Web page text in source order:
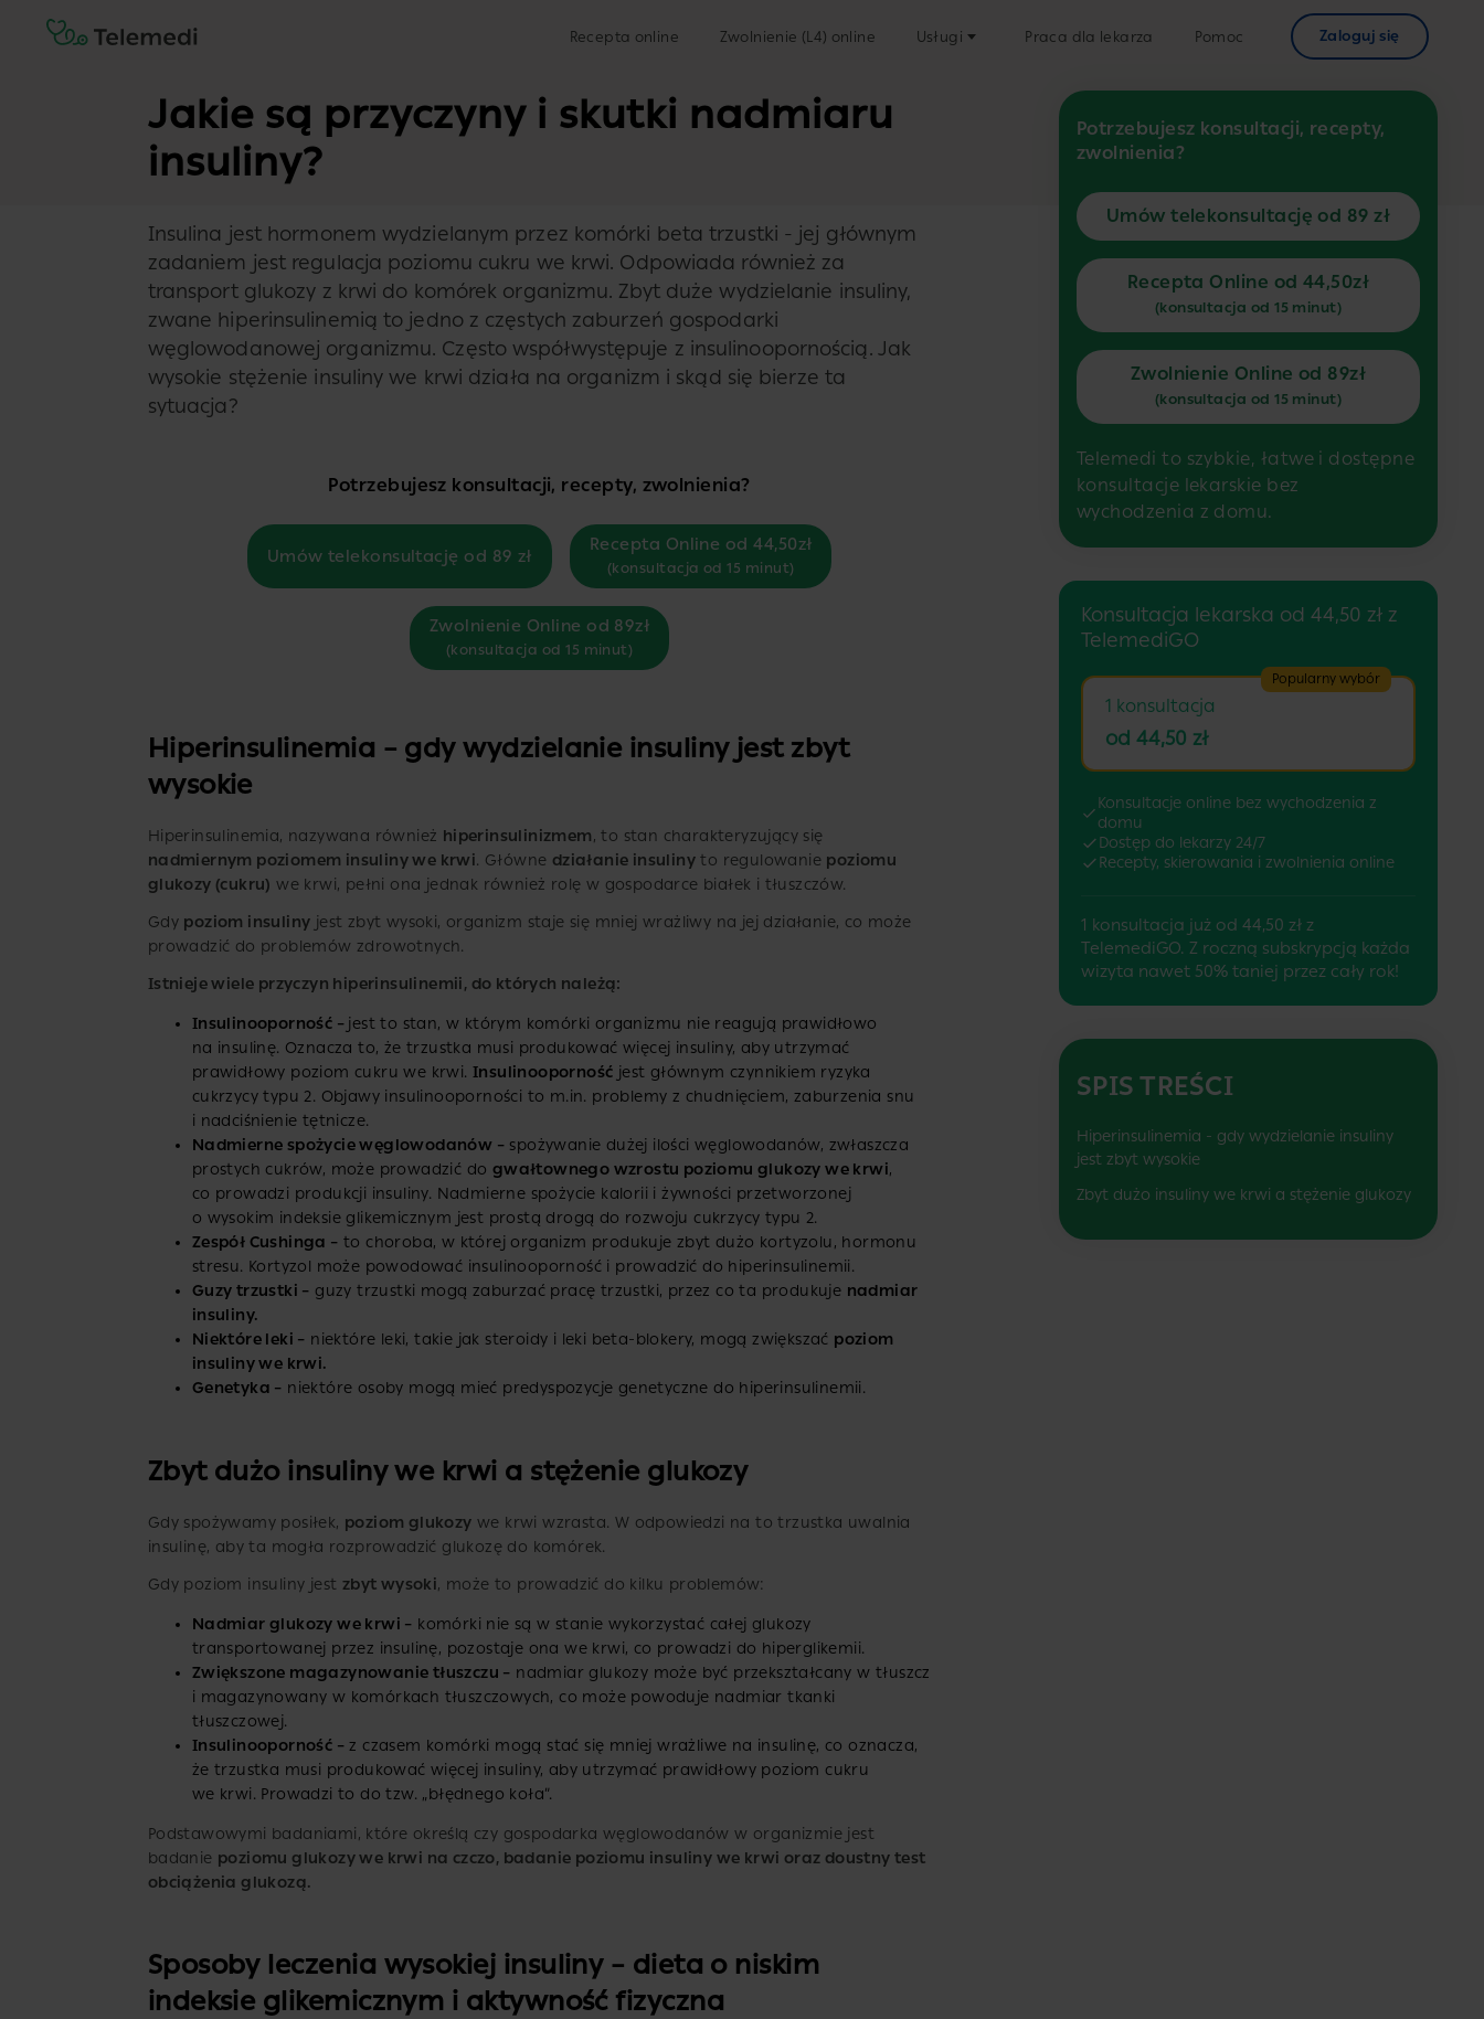
Recepta online Zwolnienie (L4) online Usługi Praca dla lekarza Pomoc Zaloguj się
Jakie są przyczyny i skutki nadmiaru
insuliny?
Insulina jest hormonem wydzielanym przez komórki beta trzustki - jej głównym
zadaniem jest regulacja poziomu cukru we krwi. Odpowiada również za
transport glukozy z krwi do komórek organizmu. Zbyt duże wydzielanie insuliny,
zwane hiperinsulinemią to jedno z częstych zaburzeń gospodarki
węglowodanowej organizmu. Często współwystępuje z insulinoopornością. Jak
wysokie stężenie insuliny we krwi działa na organizm i skąd się bierze ta
sytuacja?
Potrzebujesz konsultacji, recepty, zwolnienia?
Umów telekonsultację od 89 zł
Recepta Online od 44,50zł
(konsultacja od 15 minut)
Zwolnienie Online od 89zł
(konsultacja od 15 minut)
Hiperinsulinemia – gdy wydzielanie insuliny jest zbyt
wysokie
Hiperinsulinemia, nazywana również hiperinsulinizmem, to stan charakteryzujący się
nadmiernym poziomem insuliny we krwi. Główne działanie insulinyto regulowanie poziomu
glukozy (cukru) we krwi, pełni ona jednak również rolę w gospodarce białek i tłuszczów.
Gdy poziom insuliny jest zbyt wysoki, organizm staje się mniej wrażliwy na jej działanie, co może
prowadzić do problemów zdrowotnych.
Istnieje wiele przyczyn hiperinsulinemii, do których należą:
Insulinooporność – jest to stan, w którym komórki organizmu nie reagują prawidłowo
na insulinę. Oznacza to, że trzustka musi produkować więcej insuliny, aby utrzymać
prawidłowy poziom cukru we krwi. Insulinooporność jest głównym czynnikiem ryzyka
cukrzycy typu 2. Objawy insulinooporności to m.in. problemy z chudnięciem, zaburzenia snu
i nadciśnienie tętnicze.
Nadmierne spożycie węglowodanów –spożywanie dużej ilości węglowodanów, zwłaszcza
prostych cukrów, może prowadzić do gwałtownego wzrostu poziomu glukozy we krwi,
co prowadzi produkcji insuliny. Nadmierne spożycie kalorii i żywności przetworzonej
o wysokim indeksie glikemicznym jest prostą drogą do rozwoju cukrzycy typu 2.
Zespół Cushinga – to choroba, w której organizm produkuje zbyt dużo kortyzolu, hormonu
stresu. Kortyzol może powodować insulinooporność i prowadzić do hiperinsulinemii.
Guzy trzustki – guzy trzustki mogą zaburzać pracę trzustki, przez co ta produkuje nadmiar
insuliny.
Niektóre leki – niektóre leki, takie jak steroidy i leki beta-blokery, mogą zwiększać poziom
insuliny we krwi.
Genetyka – niektóre osoby mogą mieć predyspozycje genetyczne do hiperinsulinemii.
Zbyt dużo insuliny we krwi a stężenie glukozy
Gdy spożywamy posiłek, poziom glukozy we krwi wzrasta. W odpowiedzi na to trzustka uwalnia
insulinę, aby ta mogła rozprowadzić glukozę do komórek.
Gdy poziom insuliny jest zbyt wysoki, może to prowadzić do kilku problemów:
Nadmiar glukozy we krwi – komórki nie są w stanie wykorzystać całej glukozy
transportowanej przez insulinę, pozostaje ona we krwi, co prowadzi do hiperglikemii.
Zwiększone magazynowanie tłuszczu – nadmiar glukozy może być przekształcany w tłuszcz
i magazynowany w komórkach tłuszczowych, co może powoduje nadmiar tkanki
tłuszczowej.
Insulinooporność –z czasem komórki mogą stać się mniej wrażliwe na insulinę, co oznacza,
że ​​trzustka musi produkować więcej insuliny, aby utrzymać prawidłowy poziom cukru
we krwi. Prowadzi to do tzw. „błędnego koła”.
Podstawowymi badaniami, które określą czy gospodarka węglowodanów w organizmie jest
badanie poziomu glukozy we krwi na czczo, badanie poziomu insuliny we krwi oraz doustny test
obciążenia glukozą.
Sposoby leczenia wysokiej insuliny – dieta o niskim
indeksie glikemicznym i aktywność fizyczna
Potrzebujesz konsultacji, recepty,
zwolnienia?
Umów telekonsultację od 89 zł
Recepta Online od 44,50zł
(konsultacja od 15 minut)
Zwolnienie Online od 89zł
(konsultacja od 15 minut)
Telemedi to szybkie, łatwe i dostępne
konsultacje lekarskie bez
wychodzenia z domu.
Konsultacja lekarska od 44,50 zł z
TelemediGO
Popularny wybór
1 konsultacja
od 44,50 zł
Konsultacje online bez wychodzenia z
domu
Dostęp do lekarzy 24/7
Recepty, skierowania i zwolnienia online
1 konsultacja już od 44,50 zł z
TelemediGO. Z roczną subskrypcją każda
wizyta nawet 50% taniej przez cały rok!
SPIS TREŚCI
Hiperinsulinemia - gdy wydzielanie insuliny
jest zbyt wysokie
Zbyt dużo insuliny we krwi a stężenie glukozy